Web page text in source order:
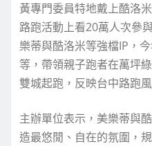
黃專門委員特地戴上酷洛
路跑活動上看20萬人次參
樂蒂與酷洛米等強檔IP，
等，帶領親子跑者在萬坪
雙城起跑，反映台中路跑
主辦單位表示，美樂蒂與
造最悠閒、自在的氛圍，